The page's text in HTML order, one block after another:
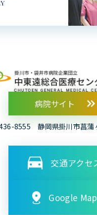
病院サイト
8555 静岡県掛川市菖蒲
交通アクセ
Google Map